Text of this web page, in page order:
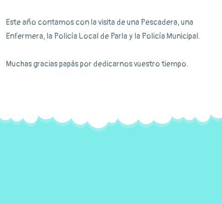
Este año contamos con la visita de una Pescadera, una
Enfermera, la Policía Local de Parla y la Policía Municipal.
Muchas gracias papás por dedicarnos vuestro tiempo.